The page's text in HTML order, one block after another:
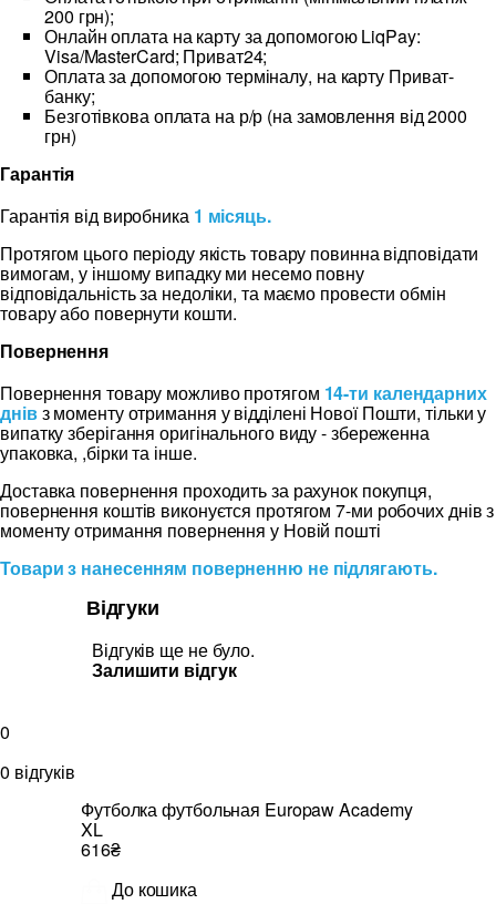
200 грн);
Онлайн оплата на карту за допомогою LiqPay:
Visa/MasterCard; Приват24;
Оплата за допомогою терміналу, на карту Приват-
банку;
Безготівкова оплата на р/р (на замовлення від 2000
грн)
Гарантія
Гарантія від виробника 1 місяць.
Протягом цього періоду якість товару повинна відповідати
вимогам, у іншому випадку ми несемо повну
відповідальність за недоліки, та маємо провести обмін
товару або повернути кошти.
Повернення
Повернення товару можливо протягом 14-ти календарних
днівз моменту отримання у відділені Нової Пошти, тільки у
випатку зберігання оригінального виду - збереженна
упаковка, ,бірки та інше.
Доставка повернення проходить за рахунок покупця,
повернення коштів виконуєтся протягом 7-ми робочих днів з
моменту отримання повернення у Новій пошті
Товари з нанесенням поверненню не підлягають.
Відгуки
Відгуків ще не було.
Залишити відгук
0
0 відгуків
Футболка футбольная Europaw Academy
XL
616₴
До кошика